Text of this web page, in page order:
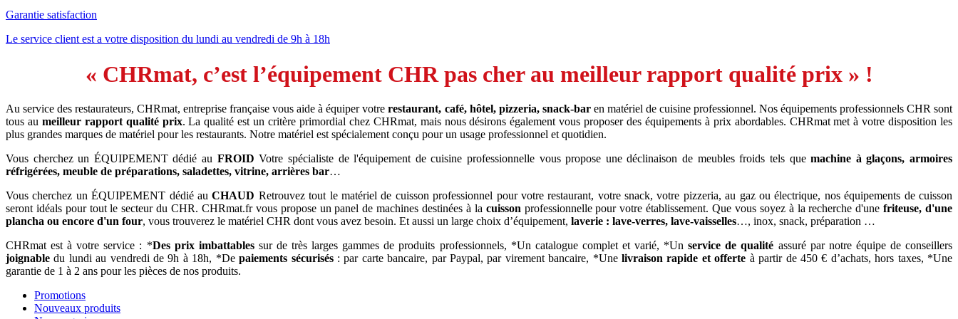
Garantie satisfaction
Le service client est a votre disposition du lundi au vendredi de 9h à 18h
« CHRmat, c’est l’équipement CHR pas cher au meilleur rapport qualité prix » !
Au service des restaurateurs, CHRmat, entreprise française vous aide à équiper votrerestaurant, café, hôtel, pizzeria, snack-baren matériel de cuisine professionnel. Nos équipements professionnels CHR sont
tous au meilleur rapport qualité prix. La qualité est un critère primordial chez CHRmat, mais nous désirons également vous proposer des équipements à prix abordables. CHRmat met à votre disposition les
plus grandes marques de matériel pour les restaurants. Notre matériel est spécialement conçu pour un usage professionnel et quotidien.
Vous cherchez un ÉQUIPEMENT dédié au FROID Votre spécialiste de l'équipement de cuisine professionnelle vous propose une déclinaison de meubles froids tels quemachine à glaçons, armoires
réfrigérées, meuble de préparations, saladettes, vitrine, arrières bar…
Vous cherchez un ÉQUIPEMENT dédié auCHAUD Retrouvez tout le matériel de cuisson professionnel pour votre restaurant, votre snack, votre pizzeria, au gaz ou électrique, nos équipements de cuisson
seront idéals pour tout le secteur du CHR. CHRmat.fr vous propose un panel de machines destinées à la cuisson professionnelle pour votre établissement. Que vous soyez à la recherche d'unefriteuse, d'une
plancha ou encore d'un four, vous trouverez le matériel CHR dont vous avez besoin. Et aussi un large choix d’équipement, laverie : lave-verres, lave-vaisselles…, inox, snack, préparation …
CHRmat est à votre service : *Des prix imbattablessur de très larges gammes de produits professionnels, *Un catalogue complet et varié, *Unservice de qualité assuré par notre équipe de conseillers
joignable du lundi au vendredi de 9h à 18h, *Depaiements sécurisés: par carte bancaire, par Paypal, par virement bancaire, *Unelivraison rapide et offerte à partir de 450 € d’achats, hors taxes, *Une
garantie de 1 à 2 ans pour les pièces de nos produits.
Promotions
Nouveaux produits